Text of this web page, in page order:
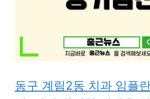
동구 계림2동 치과 임플